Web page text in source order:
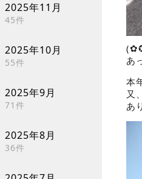
2025年11月
45件
2025年10月
55件
2025年9月
71件
2025年8月
36件
あ
本
又
あ